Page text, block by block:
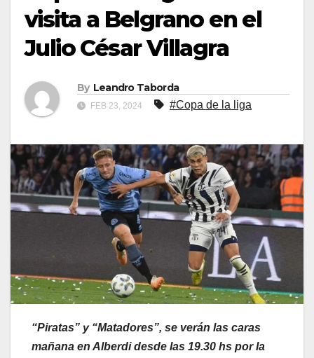
visita a Belgrano en el
Julio César Villagra
By Leandro Taborda
FEB 23, 2024 #Copa de la liga
“Piratas” y “Matadores”, se verán las caras
mañana en Alberdi desde las 19.30 hs por la